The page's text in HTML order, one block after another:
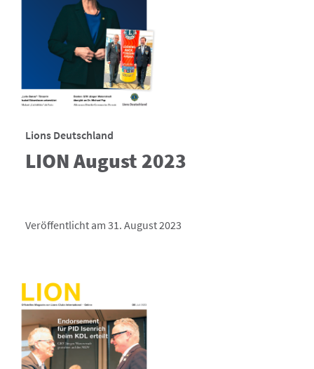
Lions Deutschland
LION August 2023
Veröffentlicht am 31. August 2023